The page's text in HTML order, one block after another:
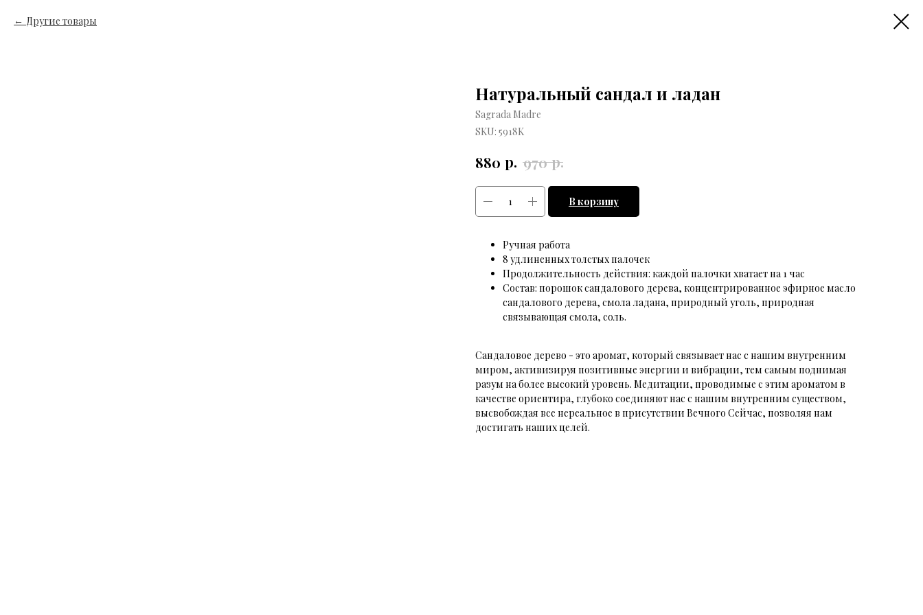
Другие товары
Натуральный сандал и ладан
Sagrada Madre
SKU: 5918K
880 р. 970 р.
В корзину
Ручная работа
8 удлиненных толстых палочек
Продолжительность действия: каждой палочки хватает на 1 час
Состав: порошок сандалового дерева, концентрированное эфирное масло
сандалового дерева, смола ладана, природный уголь, природная
связывающая смола, соль.
Сандаловое дерево - это аромат, который связывает нас с нашим внутренним
миром, активизируя позитивные энергии и вибрации, тем самым поднимая
разум на более высокий уровень. Медитации, проводимые с этим ароматом в
качестве ориентира, глубоко соединяют нас с нашим внутренним существом,
высвобождая все нереальное в присутствии Вечного Сейчас, позволяя нам
достигать наших целей.